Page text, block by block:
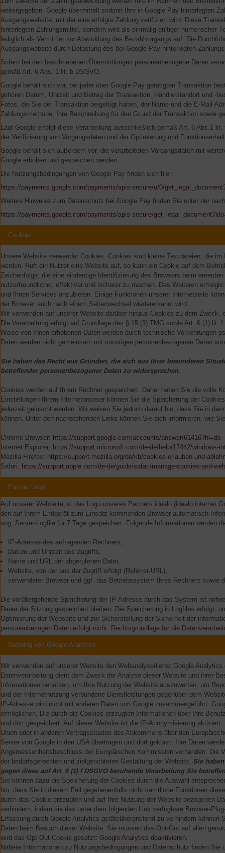
weitergegeben. Google übermittelt sodann Ihre in Google Pay hinterlegten
Ausgangswebsite, mit der eine erfolgte Zahlung verifiziert wird. Diese
hinterlegten Zahlungsmittel, sondern wird als einmalig gültiger numerischer
lediglich als Vermittler zur Abwicklung des Bezahlvorgangs auf. Die
Ausgangswebsite durch Belastung des bei Google Pay hinterlegten
Sofern bei den beschriebenen Übermittlungen personenbezogene Daten
gemäß Art. 6 Abs. 1 lit. b DSGVO.
Google behält sich vor, bei jeder über Google Pay getätigten Transaktion
gehören Datum, Uhrzeit und Betrag der Transaktion, Händlerstandort und -
Fotos, die Sie der Transaktion beigefügt haben, der Name und die E-Mail-
Zahlungsmethode, Ihre Beschreibung für den Grund der Transaktion sowie
Laut Google erfolgt diese Verarbeitung ausschließlich gemäß Art. 6 Abs.1
der Verifizierung von Vorgangsdaten und der Optimierung und
Google behält sich außerdem vor, die verarbeiteten Vorgangsdaten mit
Google erhoben und gespeichert werden.
Die Nutzungsbedingungen von Google Pay finden sich hier:
https://payments.google.com/payments/apis-secure/u/0/
Weitere Hinweise zum Datenschutz bei Google Pay finden Sie unter der
https://payments.google.com/payments/apis-secure/
Cookies
Unsere Website verwendet Cookies. Cookies sind kleine Textdateien, die
werden. Ruft ein Nutzer eine Website auf, so kann ein Cookie auf dem
Zeichenfolge, die eine eindeutige Identifizierung des Browsers beim
nutzerfreundlicher, effektiver und sicherer zu machen. Des Weiteren
und Ihnen Services anzubieten. Einige Funktionen unserer Internetseite
der Browser auch nach einem Seitenwechsel wiedererkannt wird.
Wir verwenden auf unserer Website darüber hinaus Cookies zu dem
Die Verarbeitung erfolgt auf Grundlage des § 15 (3) TMG sowie Art. 6 (1)
Weise von Ihnen erhobenen Daten werden durch technische Vorkehrungen
Daten werden nicht gemeinsam mit sonstigen personenbezogenen Daten
Sie haben das Recht aus Gründen, die sich aus Ihrer besonderen
betreffender personenbezogener Daten zu widersprechen.
Cookies werden auf Ihrem Rechner gespeichert. Daher haben Sie die volle
Einstellungen Ihrem Internetbrowser können Sie die Speicherung der
jederzeit gelöscht werden. Wir weisen Sie jedoch darauf hin, dass Sie in
können. Unter den nachstehenden Links können Sie sich informieren, wie
Chrome Browser: https://support.google.com/accounts/answer/61416?hl=de
Internet Explorer: https://support.microsoft.com/de-de/help/17442/windows-
Mozilla Firefox: https://support.mozilla.org/de/kb/cookies-erlauben-und-
Safari: https://support.apple.com/de-de/guide/safari/manage-cookies-and-
Partner Logo
Auf unserer Webseite ist das Logo unseres Partners idealo (idealo internet
den auf Ihrem Endgerät zum Einsatz kommenden Browser automatisch
sog. Server-Logfile für 7 Tage gespeichert. Folgende Informationen werden
IP-Adresse des anfragenden Rechners,
Datum und Uhrzeit des Zugriffs,
Name und URL der abgerufenen Datei,
Website, von der aus der Zugriff erfolgt (Referrer-URL),
verwendeter Browser und ggf. das Betriebssystem Ihres Rechners sowie
Die vorübergehende Speicherung der IP-Adresse durch das System ist
Dauer der Sitzung gespeichert bleiben. Die Speicherung in Logfiles erfolgt,
Optimierung der Webseite und zur Sicherstellung der Sicherheit der
personenbezogen Daten erfolgt nicht. Rechtsgrundlage für die
Nutzung von Google Analytics
Wir verwenden auf unserer Website den Webanalysedienst Google
Datenverarbeitung dient dem Zweck der Analyse dieser Website und ihrer
Informationen benutzen, um Ihre Nutzung der Website auszuwerten, um
und der Internetnutzung verbundene Dienstleistungen gegenüber dem
IP-Adresse wird nicht mit anderen Daten von Google zusammengeführt.
ermöglichen. Die durch die Cookies erzeugten Informationen über Ihre
und dort gespeichert. Auf dieser Website ist die IP-Anonymisierung
Union oder in anderen Vertragsstaaten des Abkommens über den
Server von Google in den USA übertragen und dort gekürzt. Ihre Daten
Angemessenheitsbeschluss der Europäischen Kommission vorhanden.
der bedarfsgerechten und zielgerichteten Gestaltung der Website. Sie
gegen diese auf Art. 6 (1) f DSGVO beruhende Verarbeitung Sie
Sie können dazu die Speicherung der Cookies durch die Auswahl
hin, dass Sie in diesem Fall gegebenenfalls nicht sämtliche Funktionen
durch das Cookie erzeugten und auf Ihre Nutzung der Website bezogenen
verhindern, indem sie das unter dem folgenden Link verfügbare Browser-
Erfassung durch Google Analytics geräteübergreifend zu verhindern
Daten beim Besuch dieser Website. Sie müssen das Opt-Out auf allen
wird das Opt-Out-Cookie gesetzt: Google Analytics deaktivieren
Nähere Informationen zu Nutzungsbedingungen und Datenschutz finden Sie